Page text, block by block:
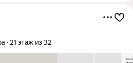
21 этаж из 32